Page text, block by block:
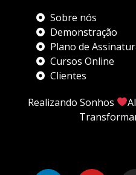
Sobre nós
Demonstração
Plano de
Cursos Online
Clientes
Realizando Sonhos